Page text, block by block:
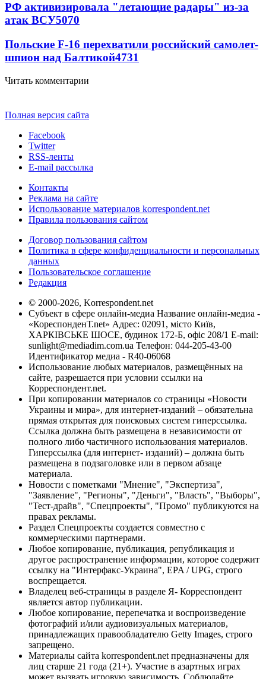
РФ активизировала "летающие радары" из-за
атак ВСУ5070
Польские F-16 перехватили российский самолет-
шпион над Балтикой4731
Читать комментарии
Полная версия сайта
Facebook
Twitter
RSS-ленты
E-mail рассылка
Контакты
Реклама на сайте
Использование материалов korrespondent.net
Правила пользования сайтом
Договор пользования сайтом
Политика в сфере конфиденциальности и персональных
данных
Пользовательское соглашение
Редакция
© 2000-2026, Korrespondent.net
Субъект в сфере онлайн-медиа Название онлайн-медиа -
«КореспонденТ.net» Адрес: 02091, місто Київ,
ХАРКІВСЬКЕ ШОСЕ, будинок 172-Б, офіс 208/1 E-mail:
sunlight@mediadim.com.ua Телефон: 044-205-43-00
Идентификатор медиа - R40-06068
Использование любых материалов, размещённых на
сайте, разрешается при условии ссылки на
Корреспондент.net.
При копировании материалов со страницы «Новости
Украины и мира», для интернет-изданий – обязательна
прямая открытая для поисковых систем гиперссылка.
Ссылка должна быть размещена в независимости от
полного либо частичного использования материалов.
Гиперссылка (для интернет- изданий) – должна быть
размещена в подзаголовке или в первом абзаце
материала.
Новости с пометками "Мнение", "Экспертиза",
"Заявление", "Регионы", "Деньги", "Власть", "Выборы",
"Тест-драйв", "Спецпроекты", "Промо" публикуются на
правах рекламы.
Раздел Спецпроекты создается совместно с
коммерческими партнерами.
Любое копирование, публикация, републикация и
другое распространение информации, которое содержит
ссылку на "Интерфакс-Украина", EPA / UPG, строго
воспрещается.
Владелец веб-страницы в разделе Я- Корреспондент
является автор публикации.
Любое копирование, перепечатка и воспроизведение
фотографий и/или аудиовизуальных материалов,
принадлежащих правообладателю Getty Images, строго
запрещено.
Материалы сайта korrespondent.net предназначены для
лиц старше 21 года (21+). Участие в азартных играх
может вызвать игровую зависимость. Соблюдайте